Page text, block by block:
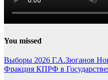
You missed
Выборы 2026 Г.А.Зюганов
Фракция КПРФ в